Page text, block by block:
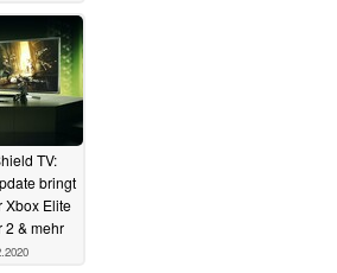
03.03.2020
TV:
bringt
Xbox Elite
2 & mehr